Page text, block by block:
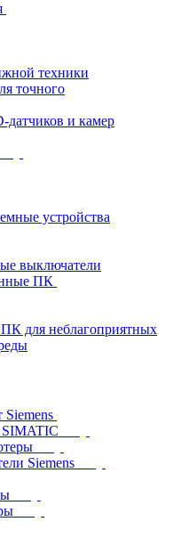
техники
точного
датчиков и камер
устройства
выключатели
ПК
для неблагоприятных
Siemens
SIMATIC
Siemens